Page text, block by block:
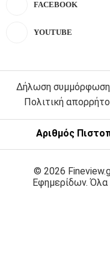
FACEBOOK
YOUTUBE
Δήλωση
Πολιτική
Αριθμός
© 2026
Εφημερίδων. Όλα